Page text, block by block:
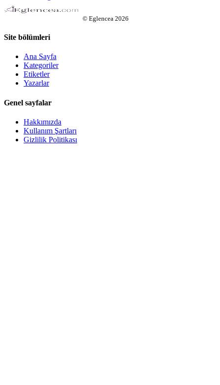
© Eglencea 2026
Site bölümleri
Ana Sayfa
Kategoriler
Etiketler
Yazarlar
Genel sayfalar
Hakkımızda
Kullanım Şartları
Gizlilik Politikası